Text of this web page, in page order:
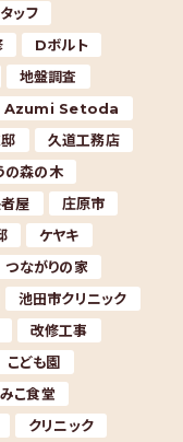
ッフ
Dボルト
地盤調査
Azumi Setoda
久道工務店
の森の木
屋
庄原市
ケヤキ
つながりの家
池田市クリニック
改修工事
こども園
こ食堂
クリニック